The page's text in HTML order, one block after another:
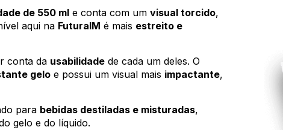
de 550 ml e conta com um visual torcido,
aqui na FuturaIM é mais estreito e
conta da usabilidade de cada um deles. O
gelo e possui um visual mais impactante,
para bebidas destiladas e misturadas,
gelo e do líquido.